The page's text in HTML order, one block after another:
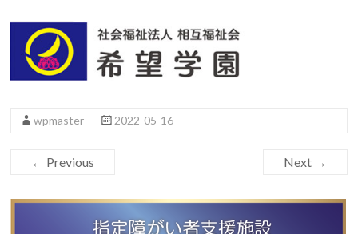
wpmaster 2022-05-16
← Previous Next →